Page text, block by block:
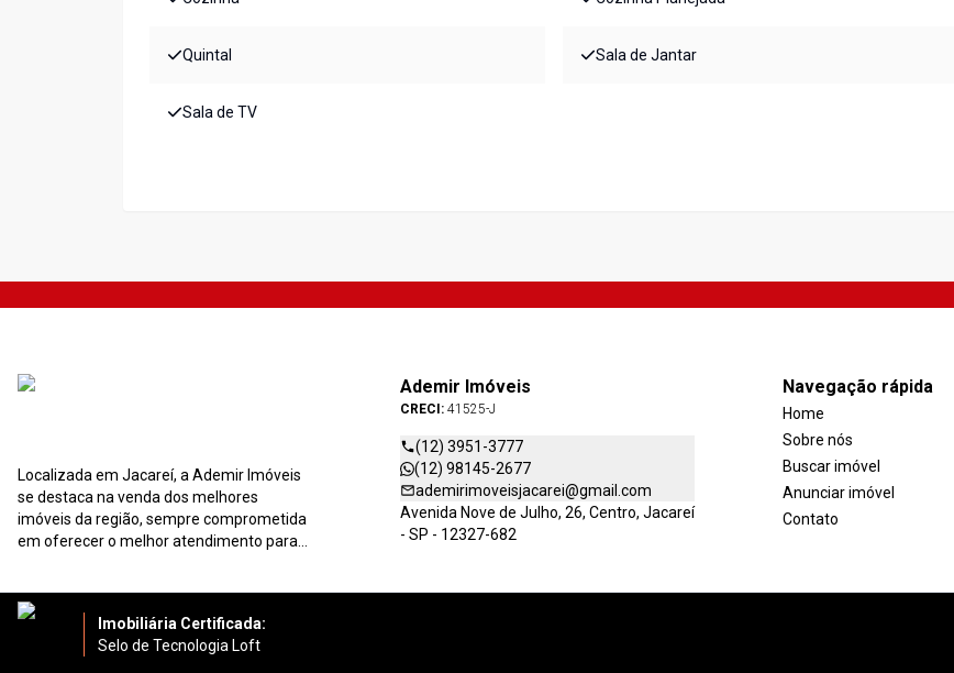
Quintal Sala de Jantar
Sala de TV
Localizada em Jacareí, a Ademir Imóveis
se destaca na venda dos melhores
imóveis da região, sempre comprometida
em oferecer o melhor atendimento para
Ademir Imóveis
CRECI: 41525-J
(12) 3951-3777
(12) 98145-2677
ademirimoveisjacarei@gmail.com
Avenida Nove de Julho, 26, Centro, Jacareí
- SP - 12327-682
Navegação rápida
Home
Sobre nós
Buscar imóvel
Anunciar imóvel
Contato
Imobiliária Certificada:
Selo de Tecnologia Loft